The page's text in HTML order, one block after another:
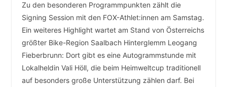
Zu den besonderen Programmpunkten zählt die
Signing Session mit den FOX-Athlet:innen am Samstag.
Ein weiteres Highlight wartet am Stand von Österreichs
größter Bike-Region Saalbach Hinterglemm Leogang
Fieberbrunn: Dort gibt es eine Autogrammstunde mit
Lokalheldin Vali Höll, die beim Heimweltcup traditionell
auf besonders große Unterstützung zählen darf. Bei